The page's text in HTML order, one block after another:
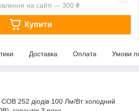
на сайті — 300 ₴
Купити
Доставка Оплата Умови
COB 252 діодів 100 Лм/Вт холодний